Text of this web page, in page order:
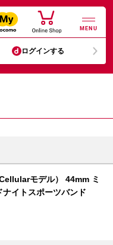
MENU
ログインする
モデル） 44mm ミ
イトスポーツバンド